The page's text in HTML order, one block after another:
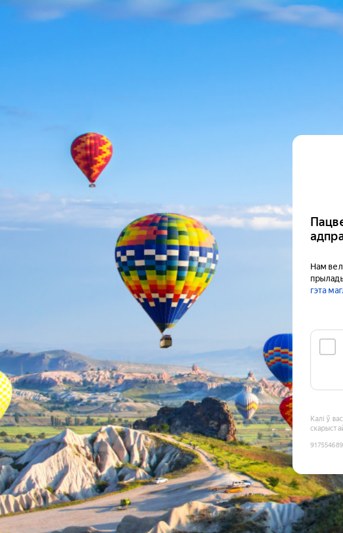
Нам
гэта
Калі ў